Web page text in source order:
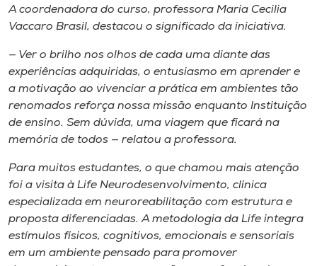
A+
A coordenadora do curso, professora Maria Cecilia
Vaccaro Brasil, destacou o significado da iniciativa.
— Ver o brilho nos olhos de cada uma diante das
experiências adquiridas, o entusiasmo em aprender e
a motivação ao vivenciar a prática em ambientes tão
renomados reforça nossa missão enquanto Instituição
de ensino. Sem dúvida, uma viagem que ficará na
memória de todos — relatou a professora.
Para muitos estudantes, o que chamou mais atenção
foi a visita à Life Neurodesenvolvimento, clínica
especializada em neuroreabilitação com estrutura e
proposta diferenciadas. A metodologia da Life integra
estímulos físicos, cognitivos, emocionais e sensoriais
em um ambiente pensado para promover